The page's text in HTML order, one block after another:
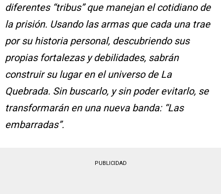
diferentes “tribus” que manejan el cotidiano de
la prisión. Usando las armas que cada una trae
por su historia personal, descubriendo sus
propias fortalezas y debilidades, sabrán
construir su lugar en el universo de La
Quebrada. Sin buscarlo, y sin poder evitarlo, se
transformarán en una nueva banda: “Las
embarradas”.
PUBLICIDAD